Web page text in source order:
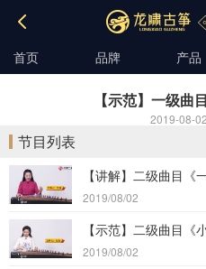
首页 品牌 产品
【示范】一级曲
2019-08-
节目列表
【讲解】二级曲目《
2019/08/02
【示范】二级曲目《
2019/08/02